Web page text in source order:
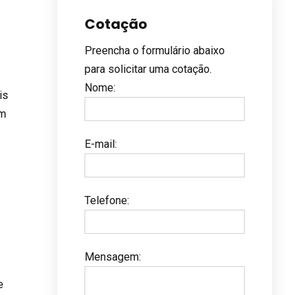
Cotação
Preencha o formulário abaixo
para solicitar uma cotação.
Nome:
E-mail:
Telefone:
Mensagem: